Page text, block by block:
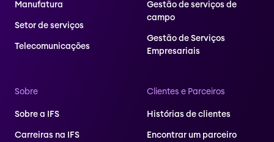
Manufatura
Setor de serviços
Telecomunicações
Gestão de serviços de
campo
Gestão de Serviços
Empresariais
Sobre
Sobre a IFS
Carreiras na IFS
Clientes e Parceiros
Histórias de clientes
Encontrar um parceiro